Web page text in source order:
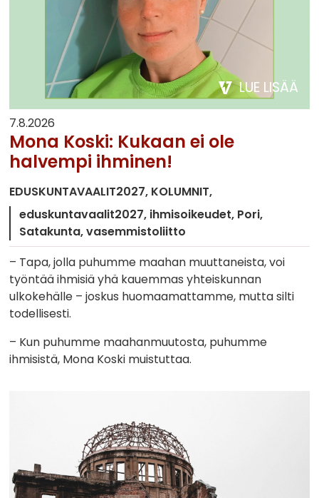
LUE LISÄÄ
7.8.2026
Mona Koski: Kukaan ei ole
halvempi ihminen!
EDUSKUNTAVAALIT2027 KOLUMNIT
eduskuntavaalit2027 ihmisoikeudet Pori
Satakunta vasemmistoliitto
– Tapa, jolla puhumme maahan muuttaneista, voi
työntää ihmisiä yhä kauemmas yhteiskunnan
ulkokehälle – joskus huomaamattamme, mutta silti
todellisesti.
– Kun puhumme maahanmuutosta, puhumme
ihmisistä, Mona Koski muistuttaa.